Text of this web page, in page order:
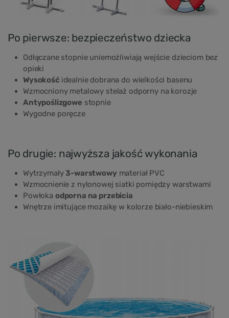
Po pierwsze: bezpieczeństwo dziecka
Odłączane stopnie uniemożliwiają wejście dzieciom bez
opieki
Wysokość idealnie dobrana do wielkości basenu
Wzmocniony metalowy stelaż odporny na korozje
Antypoślizgowe stopnie
Wygodne poręcze
Po drugie: najwyższa jakość wykonania
Wytrzymały3-warstwowymateriał PVC
Wzmocnienie z nylonowej siatki pomiędzy warstwami
Powłoka odporna na przebicia
Wnętrze imitujące mozaikę w kolorze biało-niebieskim